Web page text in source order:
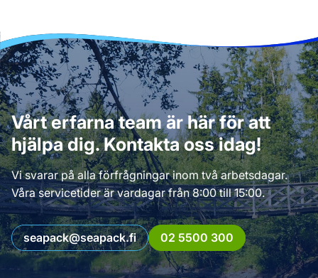
Vårt erfarna team är här för att
hjälpa dig. Kontakta oss idag!
Vi svarar på alla förfrågningar inom två arbetsdagar.
Våra servicetider är vardagar från 8:00 till 15:00.
seapack@seapack.fi 02 5500 300